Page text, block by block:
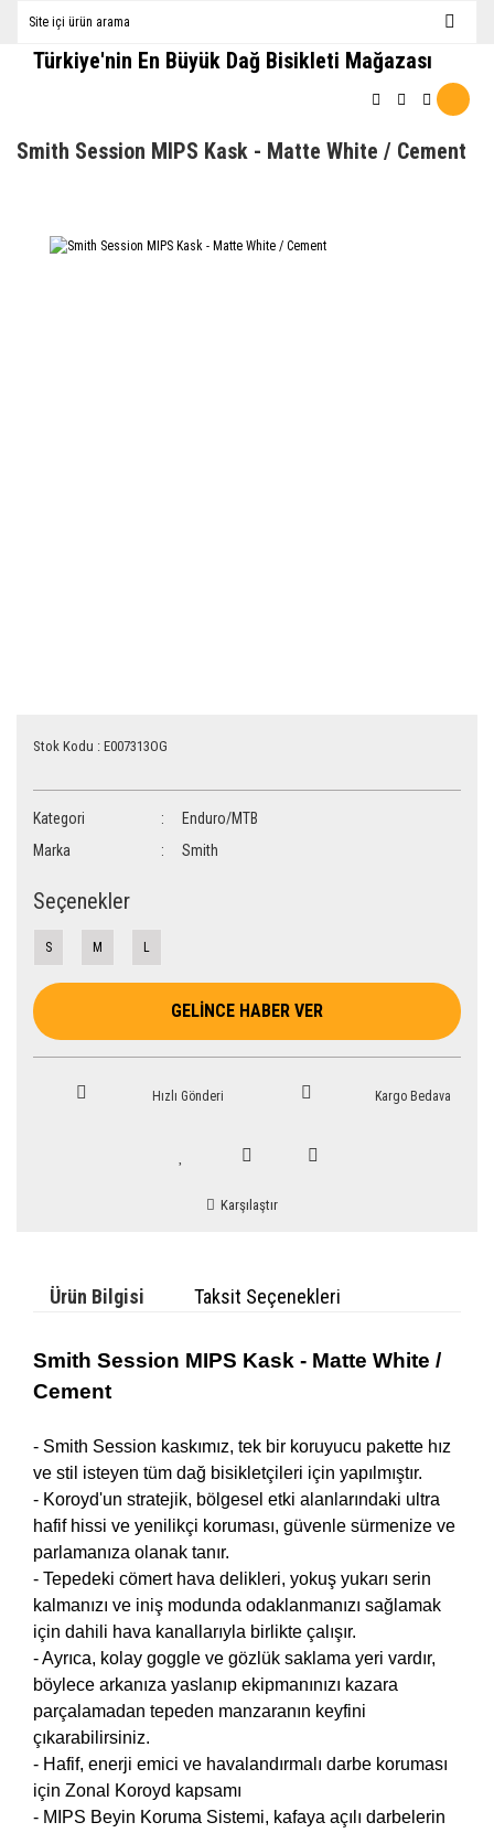
Türkiye'nin En Büyük Dağ Bisikleti Mağazası
Smith Session MIPS Kask - Matte White / Cement
Stok Kodu : E007313OG
Kategori
Enduro/MTB
Marka
Smith
Seçenekler
S M L
GELİNCE HABER VER
Hızlı Gönderi Kargo Bedava
Karşılaştır
Ürün Bilgisi Taksit Seçenekleri
Smith Session MIPS Kask - Matte White /
Cement
- Smith Session kaskımız, tek bir koruyucu pakette hız
ve stil isteyen tüm dağ bisikletçileri için yapılmıştır.
- Koroyd'un stratejik, bölgesel etki alanlarındaki ultra
hafif hissi ve yenilikçi koruması, güvenle sürmenize ve
parlamanıza olanak tanır.
- Tepedeki cömert hava delikleri, yokuş yukarı serin
kalmanızı ve iniş modunda odaklanmanızı sağlamak
için dahili hava kanallarıyla birlikte çalışır.
- Ayrıca, kolay goggle ve gözlük saklama yeri vardır,
böylece arkanıza yaslanıp ekipmanınızı kazara
parçalamadan tepeden manzaranın keyfini
çıkarabilirsiniz.
- Hafif, enerji emici ve havalandırmalı darbe koruması
için Zonal Koroyd kapsamı
- MIPS Beyin Koruma Sistemi, kafaya açılı darbelerin